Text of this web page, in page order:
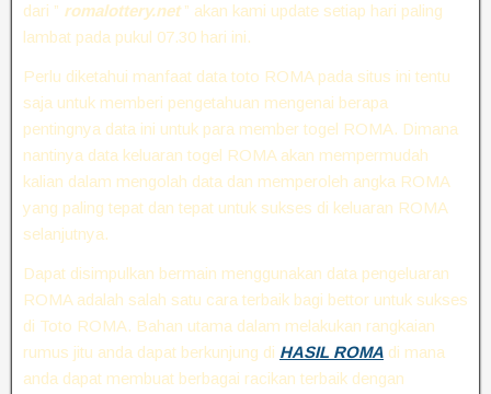
dari ” romalottery.net” akan kami update setiap hari paling
lambat pada pukul 07.30 hari ini.
Perlu diketahui manfaat data toto ROMA pada situs ini tentu
saja untuk memberi pengetahuan mengenai berapa
pentingnya data ini untuk para member togel ROMA. Dimana
nantinya data keluaran togel ROMA akan mempermudah
kalian dalam mengolah data dan memperoleh angka ROMA
yang paling tepat dan tepat untuk sukses di keluaran ROMA
selanjutnya.
Dapat disimpulkan bermain menggunakan data pengeluaran
ROMA adalah salah satu cara terbaik bagi bettor untuk sukses
di Toto ROMA. Bahan utama dalam melakukan rangkaian
rumus jitu anda dapat berkunjung di HASIL ROMA di mana
anda dapat membuat berbagai racikan terbaik dengan